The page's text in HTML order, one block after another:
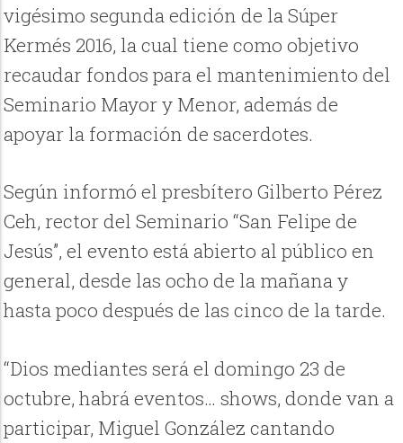
vigésimo segunda edición de la Súper
Kermés 2016, la cual tiene como objetivo
recaudar fondos para el mantenimiento del
Seminario Mayor y Menor, además de
apoyar la formación de sacerdotes.
Según informó el presbítero Gilberto Pérez
Ceh, rector del Seminario “San Felipe de
Jesús”, el evento está abierto al público en
general, desde las ocho de la mañana y
hasta poco después de las cinco de la tarde.
“Dios mediantes será el domingo 23 de
octubre, habrá eventos… shows, donde van a
participar, Miguel González cantando